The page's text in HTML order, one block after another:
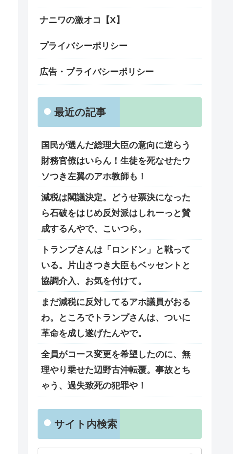
ナニワの激オコ【X】
プライバシーポリシー
広告・プライバシーポリシー
最近の記事
国民が選んだ総理大臣の意向に逆らう
財務官僚はいらん！生徒を死なせたウ
ソつき左翼のアホ教師も！
減税は閣議決定。どうせ票決になった
ら石破をはじめ反対派はしれーっと賛
成するんやで、こいつら。
トランプさんは「ロンドン」と戦って
いる。片山さつき大臣もベッセントと
協調介入、お気を付けて。
まだ減税に反対してるアホ議員がおる
わ。ところでトランプさんは、ついに
革命を成し遂げたんやで。
全員がコース変更を希望したのに、無
理やり乗せた辺野古沖転覆。事故とち
ゃう、過失致死の犯罪や！
サイト内検索